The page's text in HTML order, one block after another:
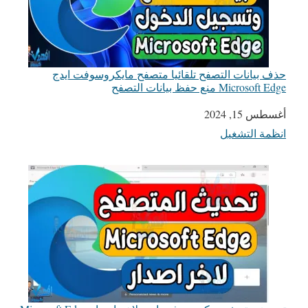
حذف بيانات التصفح تلقائيا متصفح مايكروسوفت ايدج
Microsoft Edge منع حفظ بيانات التصفح
التاريخ
أغسطس 15, 2024
في ما يتعلق بما يأتي
انظمة التشغيل